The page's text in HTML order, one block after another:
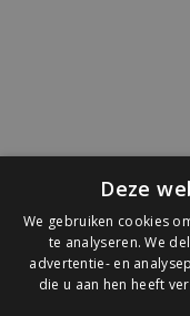
Deze
We gebruiken cookies
te analyseren. We
advertentie- en
die u aan hen heeft